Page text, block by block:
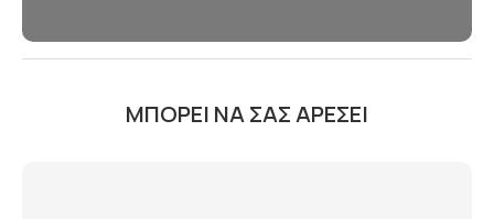
ΜΠΟΡΕΊ ΝΑ ΣΑΣ ΑΡΈΣΕΙ